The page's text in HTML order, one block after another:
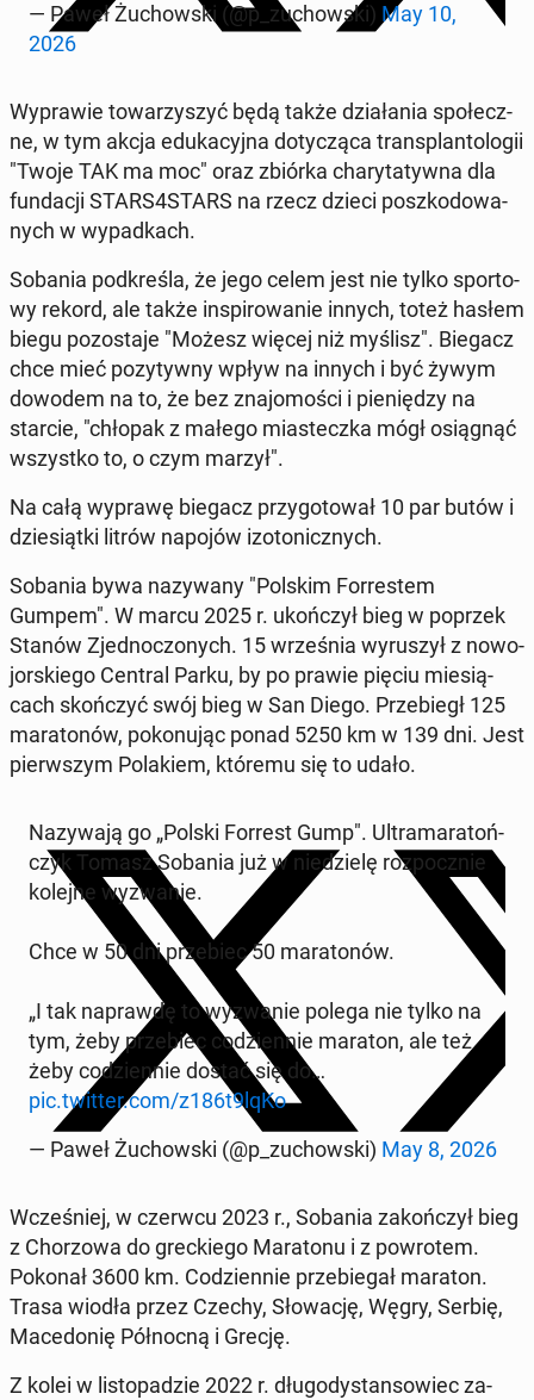
— Paweł Żu­chow­ski (@p_zu­chow­ski) May 10,
2026
Wy­pra­wie to­wa­rzy­szyć będą także dzia­ła­nia spo­łecz­
ne, w tym akcja edu­ka­cyj­na do­ty­czą­ca trans­plan­to­lo­gii
"Twoje TAK ma moc" oraz zbiórka cha­ry­ta­tyw­na dla
fun­da­cji STARS4STARS na rzecz dzieci po­szko­do­wa­
nych w wy­pad­kach.
Sobania pod­kre­śla, że jego celem jest nie tylko spor­to­
wy rekord, ale także in­spi­ro­wa­nie innych, toteż hasłem
biegu po­zo­sta­je "Możesz więcej niż myślisz". Biegacz
chce mieć po­zy­tyw­ny wpływ na innych i być żywym
dowodem na to, że bez zna­jo­mo­ści i pie­nię­dzy na
starcie, "chłopak z małego mia­stecz­ka mógł osią­gnąć
wszyst­ko to, o czym marzył".
Na całą wyprawę biegacz przy­go­to­wał 10 par butów i
dzie­siąt­ki litrów napojów izo­to­nicz­nych.
Sobania bywa na­zy­wa­ny "Polskim For­re­stem
Gumpem". W marcu 2025 r. ukoń­czył bieg w poprzek
Stanów Zjed­no­czo­nych. 15 wrze­śnia wy­ru­szył z no­wo­
jor­skie­go Central Parku, by po prawie pięciu mie­sią­
cach skoń­czyć swój bieg w San Diego. Prze­biegł 125
ma­ra­to­nów, po­ko­nu­jąc ponad 5250 km w 139 dni. Jest
pierw­szym Po­la­kiem, któremu się to udało.
Na­zy­wa­ją go „Polski Forrest Gump". Ul­tra­ma­ra­toń­
czyk Tomasz Sobania już w nie­dzie­lę roz­pocz­nie
kolejne wy­zwa­nie.
Chce w 50 dni prze­biec 50 ma­ra­to­nów.
„I tak na­praw­dę to wy­zwa­nie polega nie tylko na
tym, żeby prze­biec co­dzien­nie maraton, ale też
żeby co­dzien­nie dostać się do…
pic.twitter.com/z186t9lqKo
— Paweł Żu­chow­ski (@p_zu­chow­ski) May 8, 2026
Wcze­śniej, w czerwcu 2023 r., Sobania za­koń­czył bieg
z Cho­rzo­wa do grec­kie­go Ma­ra­to­nu i z po­wro­tem.
Pokonał 3600 km. Co­dzien­nie prze­bie­gał maraton.
Trasa wiodła przez Czechy, Sło­wa­cję, Węgry, Serbię,
Ma­ce­do­nię Pół­noc­ną i Grecję.
Z kolei w li­sto­pa­dzie 2022 r. dłu­go­dy­stan­so­wiec za­